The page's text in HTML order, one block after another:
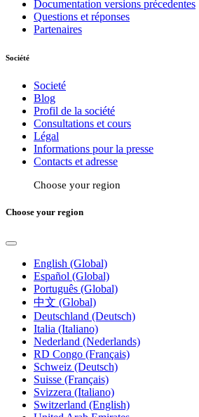
Documentation versions précedentes
Questions et réponses
Partenaires
Société
Societé
Blog
Profil de la société
Consultations et cours
Légal
Informations pour la presse
Contacts et adresse
Choose your region
Choose your region
English (Global)
Español (Global)
Português (Global)
中文 (Global)
Deutschland (Deutsch)
Italia (Italiano)
Nederland (Nederlands)
RD Congo (Français)
Schweiz (Deutsch)
Suisse (Français)
Svizzera (Italiano)
Switzerland (English)